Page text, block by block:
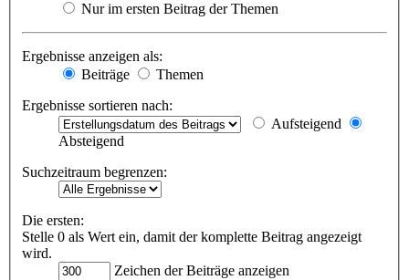
Nur im ersten Beitrag der Themen
Ergebnisse anzeigen als:
Beiträge
Themen
Ergebnisse sortieren nach:
Aufsteigend
Absteigend
Suchzeitraum begrenzen:
Die ersten:
Stelle 0 als Wert ein, damit der komplette Beitrag angezeigt
wird.
Zeichen der Beiträge anzeigen